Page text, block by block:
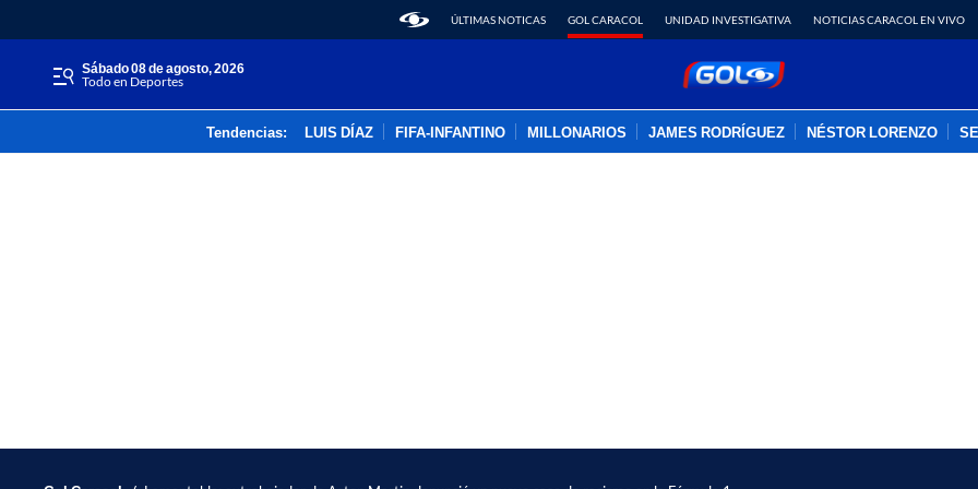
ÚLTIMAS NOTICAS GOL CARACOL UNIDAD INVESTIGATIVA NOTICIAS CARACOL EN VIVO
sábado 08 de agosto, 2026
Todo en Deportes
Tendencias: LUIS DÍAZ FIFA-INFANTINO MILLONARIOS JAMES RODRÍGUEZ NÉSTOR LORENZO